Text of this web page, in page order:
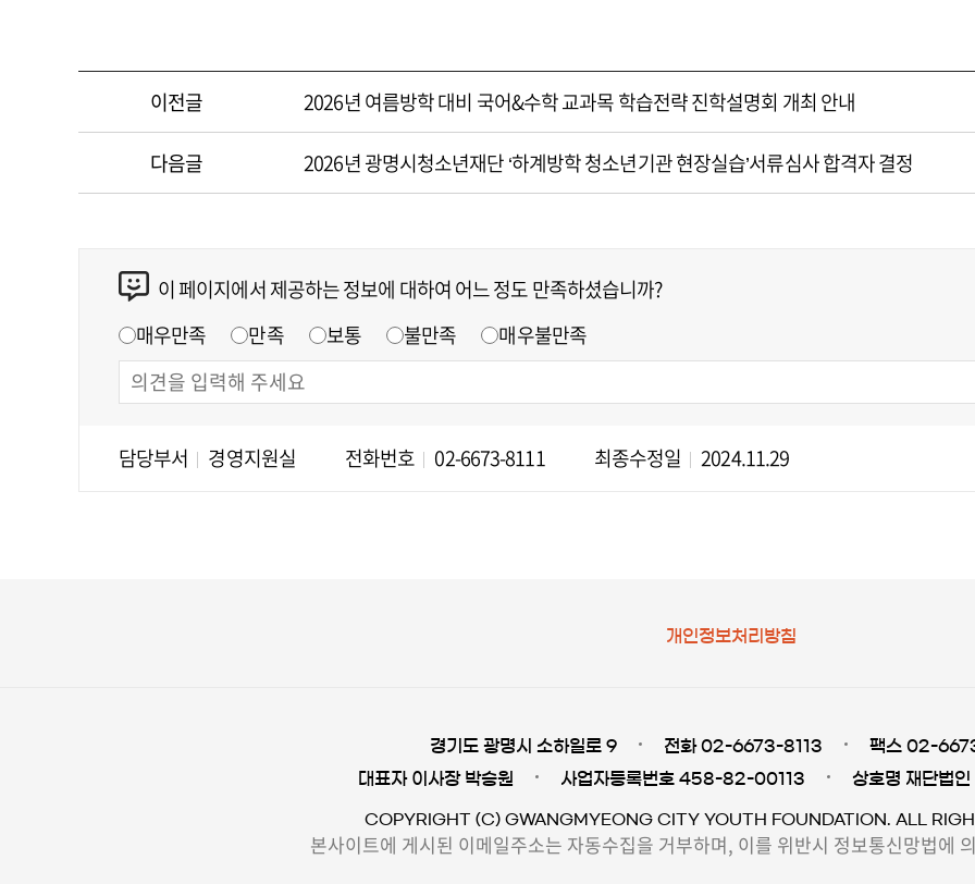
이전글 2026년 여름방학 대비 국어&수학 교과목 학습전략 진학설명회 개최 안내
다음글 2026년 광명시청소년재단 ‘하계방학 청소년기관 현장실습’서류심사 합격자 결정
이 페이지에서 제공하는 정보에 대하여 어느 정도 만족하셨습니까?
매우만족
만족 보통 불만족 매우불만족
담당부서 경영지원실 전화번호 02-6673-8111 최종수정일 2024.11.29
개인정보처리방침
경기도 광명시 소하일로 9 전화 02-6673-8113
팩스 02-
대표자 이사장 박승원
사업자등록번호 458-82-00113 상호명 재단법
COPYRIGHT (C) GWANGMYEONG CITY YOUTH FOUNDATION. ALL
본사이트에 게시된 이메일주소는 자동수집을 거부하며, 이를 위반시 정보통신망법에